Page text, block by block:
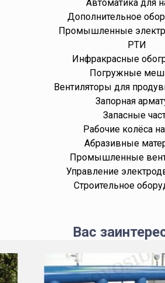
Автоматика для
Дополнительное
Промышленные
РТИ
Инфракрасные
Погружные
Вентиляторы для
Запорная
Запасные
Рабочие колёса
Абразивные
Промышленные
Управление
Строительное
Вас